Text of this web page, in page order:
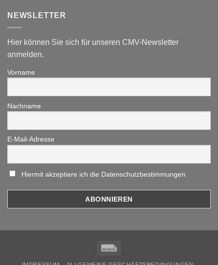
NEWSLETTER
Hier können Sie sich für unseren CMV-Newsletter
anmelden.
Vorname
Nachname
E-Mail-Adresse
Hiermit akzeptiere ich die Datenschutzbestimmungen